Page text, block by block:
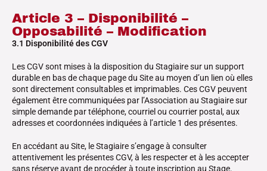
Article 3 – Disponibilité –
Opposabilité – Modification
3.1 Disponibilité des CGV
Les CGV sont mises à la disposition du Stagiaire sur un support
durable en bas de chaque page du Site au moyen d’un lien où elles
sont directement consultables et imprimables. Ces CGV peuvent
également être communiquées par l’Association au Stagiaire sur
simple demande par téléphone, courriel ou courrier postal, aux
adresses et coordonnées indiquées à l’article 1 des présentes.
En accédant au Site, le Stagiaire s’engage à consulter
attentivement les présentes CGV, à les respecter et à les accepter
sans réserve avant de procéder à toute inscription au Stage.